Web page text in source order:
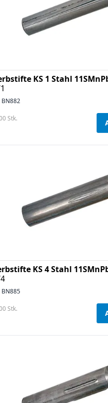
KS 1 Stahl
BN882
Stk.
KS 4 Stahl
BN885
Stk.